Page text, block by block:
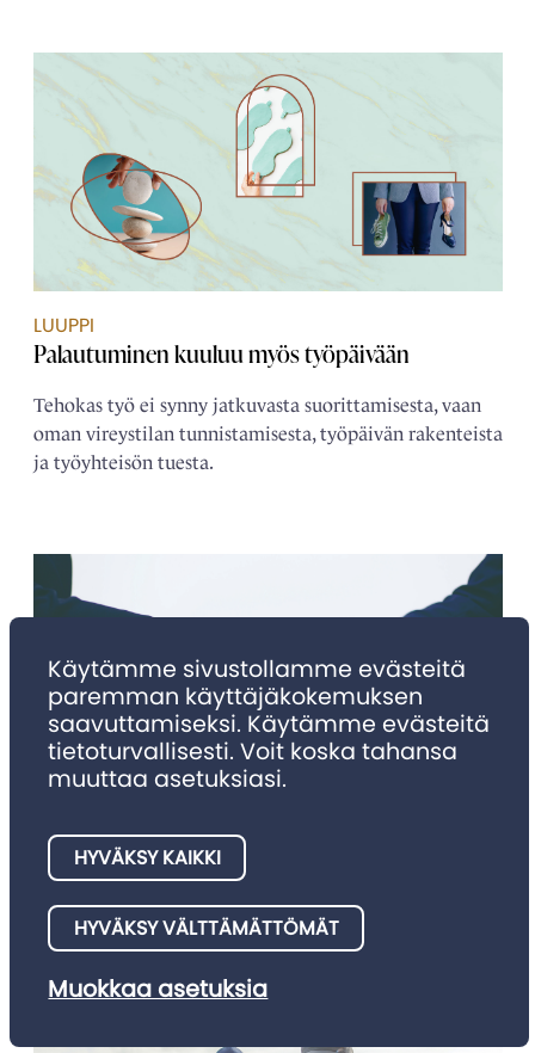
LUUPPI
Palautuminen kuuluu myös työpäivään
Tehokas työ ei synny jatkuvasta suorittamisesta, vaan
oman vireystilan tunnistamisesta, työpäivän rakenteista
ja työyhteisön tuesta.
Nimitykset 4/2025
Julkaisemme tällä palstalla asianajotoimistojen meille
ilmoittamia nimitysuutisia.
Käytämme sivustollamme evästeitä
paremman käyttäjäkokemuksen
saavuttamiseksi. Käytämme evästeitä
tietoturvallisesti. Voit koska tahansa
muuttaa asetuksiasi.
HYVÄKSY VÄLTTÄMÄTTÖMÄT
HYVÄKSY KAIKKI
Muokkaa asetuksia